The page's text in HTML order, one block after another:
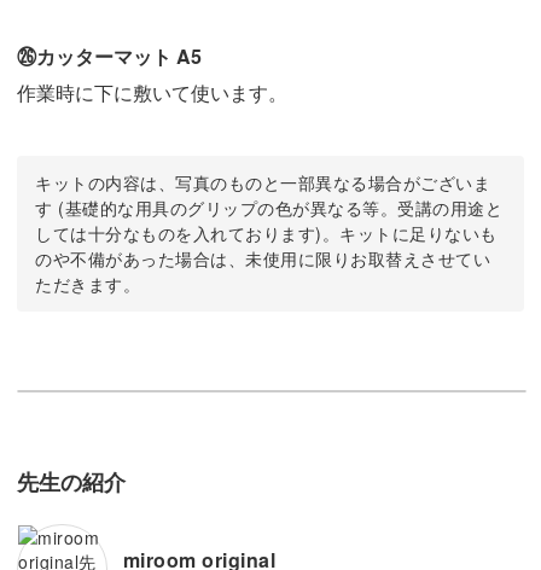
㉖カッターマット A5
作業時に下に敷いて使います。
キットの内容は、写真のものと一部異なる場合がございま
す (基礎的な用具のグリップの色が異なる等。受講の用途と
しては十分なものを入れております)。キットに足りないも
のや不備があった場合は、未使用に限りお取替えさせてい
ただきます。
先生の紹介
miroom original